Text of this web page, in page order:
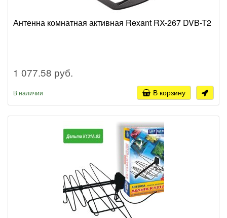
Антенна комнатная активная Rexant RX-267 DVB-T2
1 077.58 руб.
В наличии В корзину